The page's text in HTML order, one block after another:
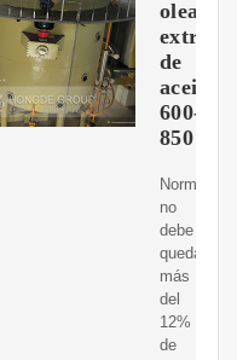
de
aceites
600-
850
no
debe
quedar
más
del
12%
de